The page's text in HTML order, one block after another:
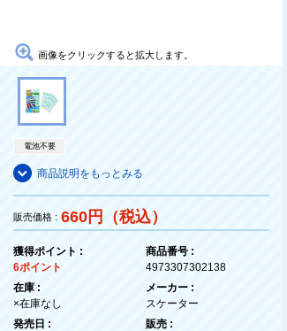
画像をクリックすると拡大します。
電池不要
商品説明をもっとみる
販売価格 : 660円（税込）
獲得ポイント :
6ポイント
在庫 :
×在庫なし
発売日 :
商品番号 :
4973307302138
メーカー :
スケーター
販売 :